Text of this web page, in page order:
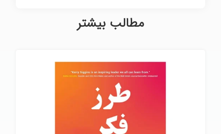
مطالب بیشتر